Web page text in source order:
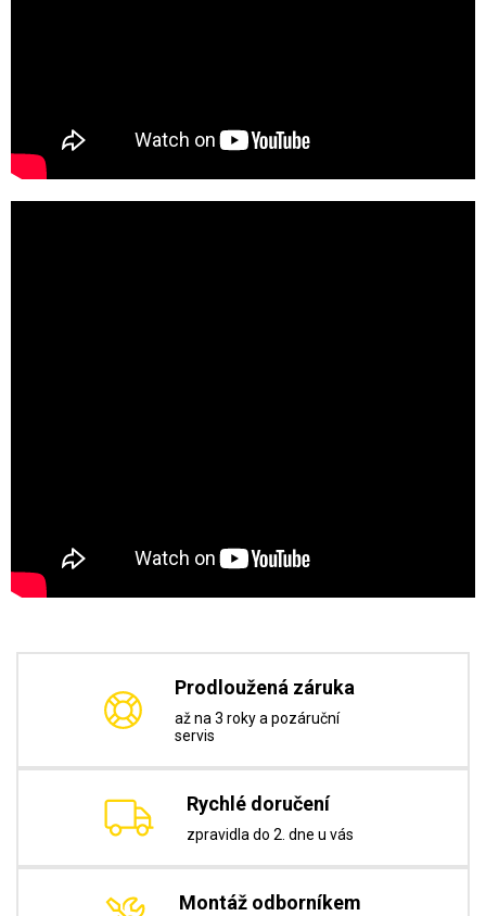
Prodloužená záruka
až na 3 roky a pozáruční
servis
Rychlé doručení
zpravidla do 2. dne u vás
Montáž odborníkem